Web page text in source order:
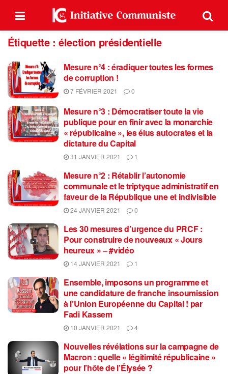
Étiquette :élection présidentielle
Mesure n°4 : éradiquer toutes les formes
de corruption !
7 FÉVRIER 2021 0
Mesure n°3 : Démocratiser toute la vie
publique pour en finir avec la monarchie
« républicaine », les élus autocrates et la
dictature du Capital
31 JANVIER 2021 1
Mesure n°2 : Rétablir l’autonomie
communale et le triptyque administratif en
faveur de la République une et indivisible
24 JANVIER 2021 0
Les 30 mesures d’urgence du PRCF :
Pour construire de nouveaux « Jours
heureux » – #vidéo
14 JANVIER 2021 1
Ensemble, imposons un programme et
une candidature de franche insoumission
à l’Union Européenne du Capital ! par
Fadi Kassem
10 JANVIER 2021 4
Nouvelles révélations sur la campagne de
Macron : quelle « légitimité républicaine »
pour l’hôte de l’Élysée ?